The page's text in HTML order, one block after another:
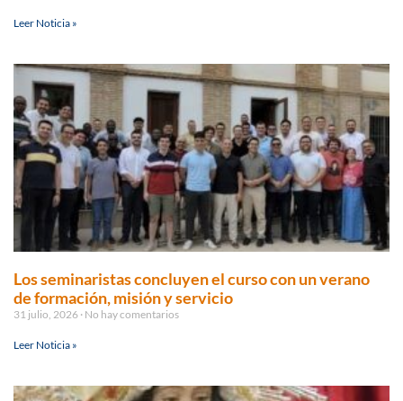
Leer Noticia »
Los seminaristas concluyen el curso con un verano
de formación, misión y servicio
31 julio, 2026 No hay comentarios
Leer Noticia »